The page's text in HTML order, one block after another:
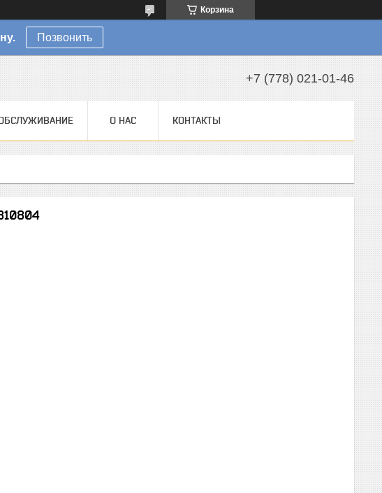
Корзина
Позвонить
+7 (778) 021-01-46
О НАС КОНТАКТЫ